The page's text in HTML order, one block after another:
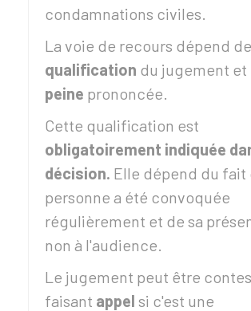
condamnations civiles.
La voie de recours dépend
qualification du jugement et
peine prononcée.
Cette qualification est
obligatoirement indiquée
décision. Elle dépend du fait
personne a été convoquée
régulièrement et de sa
non à l'audience.
Le jugement peut être
faisant appel si c'est une